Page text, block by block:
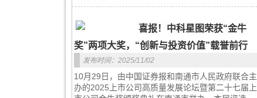
喜报！中科星图荣获“金牛
奖”两项大奖，“创新与投资价值”载誉前行
发布时间：2025/11/02
10月29日，由中国证券报和南通市人民政府联合主
办的2025上市公司高质量发展论坛暨第二十七届上